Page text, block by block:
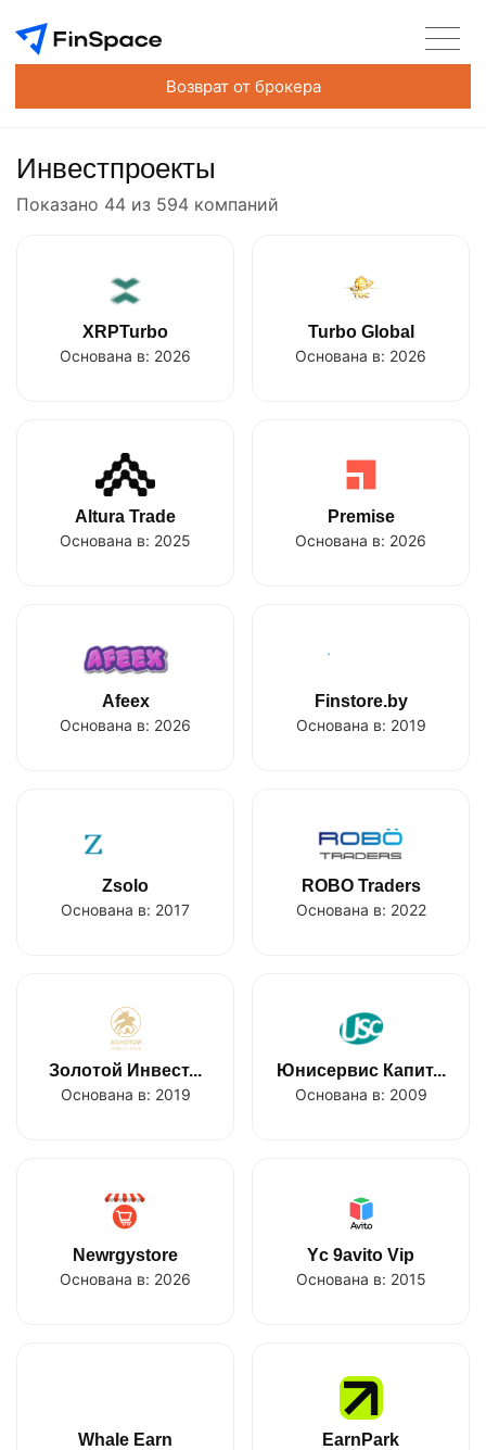
Возврат от брокера
Инвестпроекты
Показано 44 из 594 компаний
XRPTurbo
Основана в: 2026
Turbo Global
Основана в: 2026
Altura Trade
Основана в: 2025
Premise
Основана в: 2026
Afeex
Основана в: 2026
Finstore.by
Основана в: 2019
Zsolo
Основана в: 2017
ROBO Traders
Основана в: 2022
Золотой Инвест...
Основана в: 2019
Юнисервис Капит...
Основана в: 2009
Newrgystore
Основана в: 2026
Yc 9avito Vip
Основана в: 2015
Whale Earn
EarnPark